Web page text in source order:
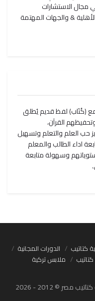
مجال الاستشارات
& والجهات المهتمة
(كُتَاب) لفظ قديم يُطلق
القرآن،
حب العلم والتعلم وتسهيل
اداء الطالب والمعلم
وسهولة متابعة
كتاتيب
الدورات المجانية
ملابس تركية
© 2012 - 2026